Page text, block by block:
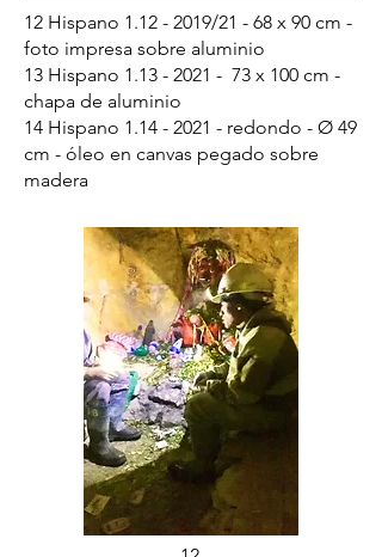
12 Hispano 1.12 - 2019/21 - 68 x 90 cm -
foto impresa sobre aluminio
13 Hispano 1.13 - 2021 - 73 x 100 cm -
chapa de aluminio
14 Hispano 1.14 - 2021 - redondo - Ø 49
cm - óleo en canvas pegado sobre
madera